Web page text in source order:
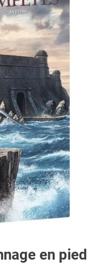
en pied